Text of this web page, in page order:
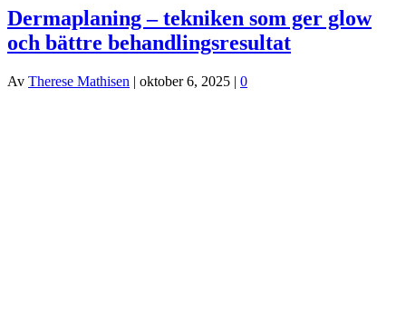
Dermaplaning – tekniken som ger glow
och bättre behandlingsresultat
Av Therese Mathisen | oktober 6, 2025 | 0